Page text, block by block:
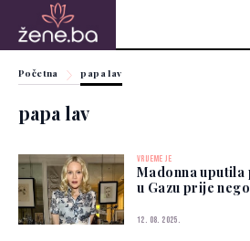
Početna papa lav
papa lav
VRIJEME JE
Madonna uputila
u Gazu prije
12. 08. 2025.